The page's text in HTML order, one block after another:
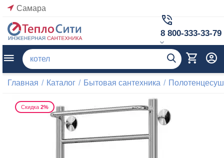
Самара
8 800-333-33-79
Главная / Каталог / Бытовая сантехника /
Скидка 2%